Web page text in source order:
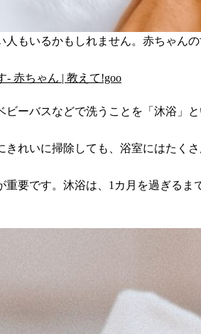
もいるかもしれません。赤ちゃ
- 赤ちゃん | 教えて!goo
ーバスなどで洗うことを「沐浴」と
れいに掃除しても、浴室にはたくさ
要です。沐浴は、1カ月を過ぎる